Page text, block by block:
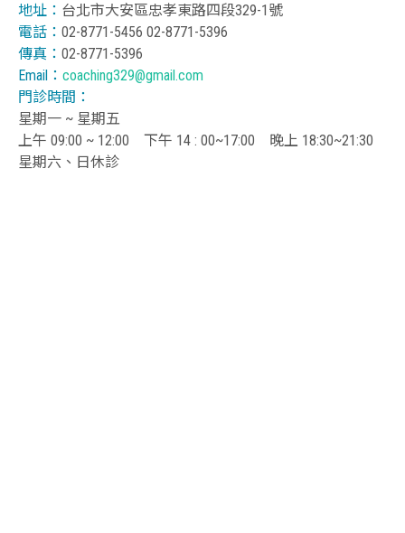
地址： 台北市大安區忠孝東路四段329-1號
電話： 02-8771-5456 02-8771-5396
傳真： 02-8771-5396
Email： coaching329@gmail.com
門診時間：
星期一 ~ 星期五
上午 09:00 ~ 12:00 下午 14 : 00~17:00 晚上 18:30~21:30
星期六、日休診